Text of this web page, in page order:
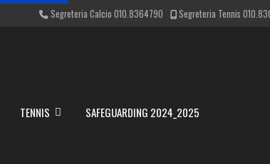
Segreteria Calcio 010.8364790 Segreteria Tennis
TENNIS SAFEGUARDING 2024_2025